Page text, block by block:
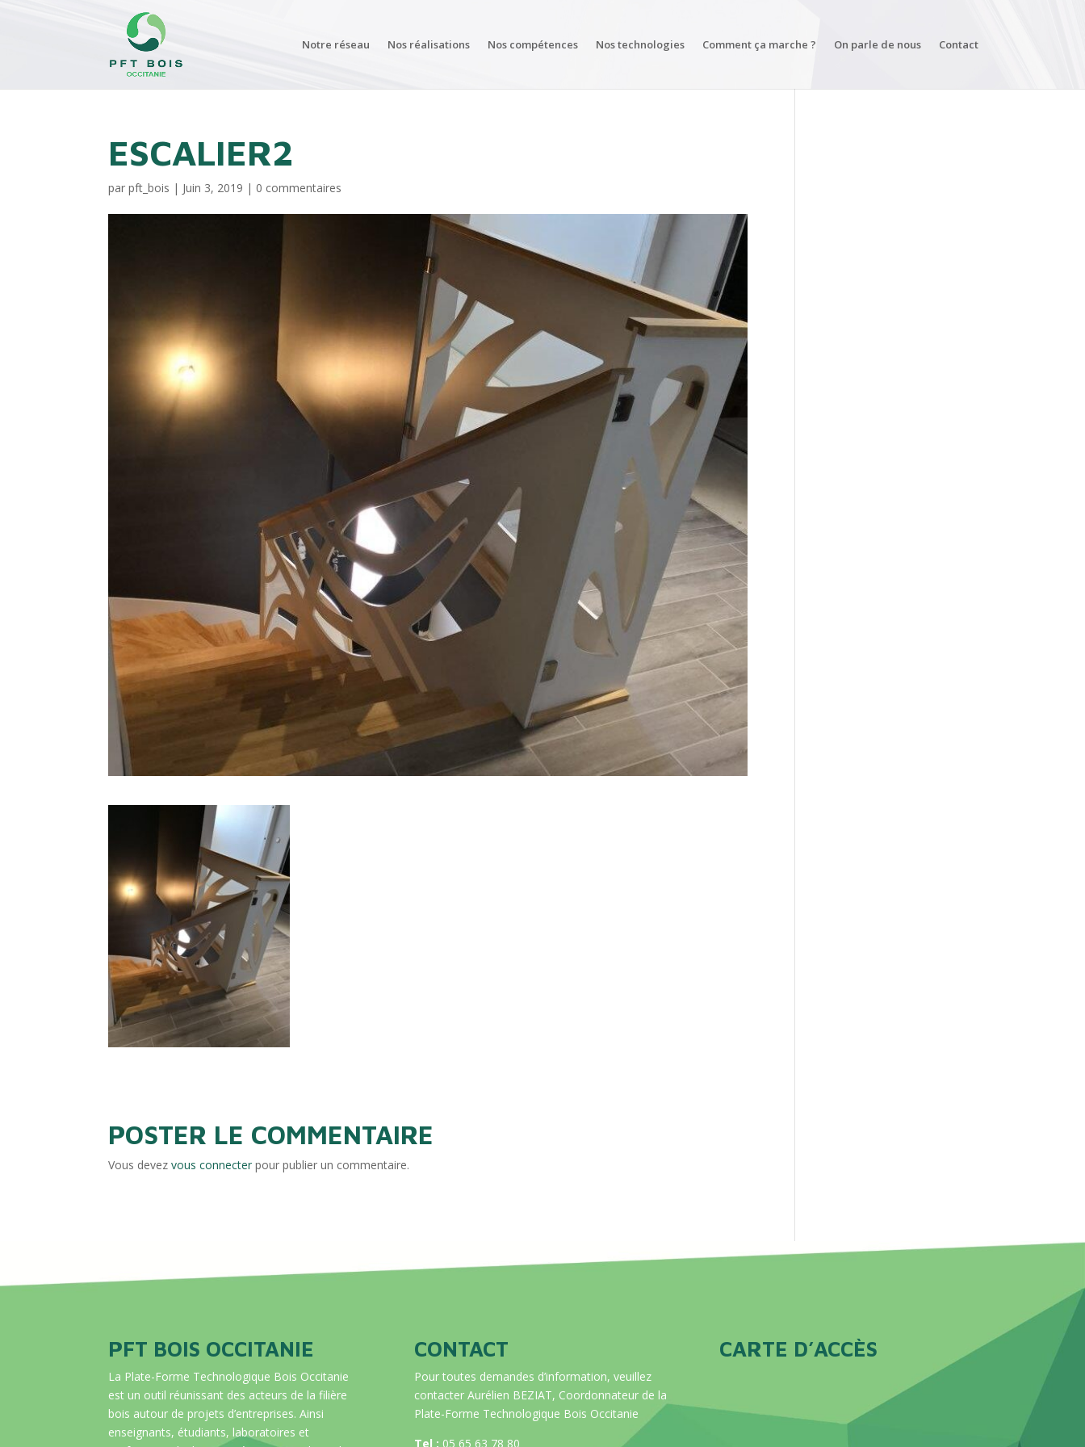
Notre réseau Nos réalisations Nos compétences Nos technologies Comment ça marche ? On parle de nous Contact
ESCALIER2
parpft_bois | Juin 3, 2019 | 0 commentaires
POSTER LE COMMENTAIRE
Vous devezvous connecter pour publier un commentaire.
PFT BOIS OCCITANIE
La Plate-Forme Technologique Bois Occitanie
est un outil réunissant des acteurs de la filière
bois autour de projets d’entreprises. Ainsi
enseignants, étudiants, laboratoires et
CONTACT
Pour toutes demandes d’information, veuillez
contacter Aurélien BEZIAT, Coordonnateur de la
Plate-Forme Technologique Bois Occitanie
Tel : 05 65 63 78 80
CARTE D’ACCÈS